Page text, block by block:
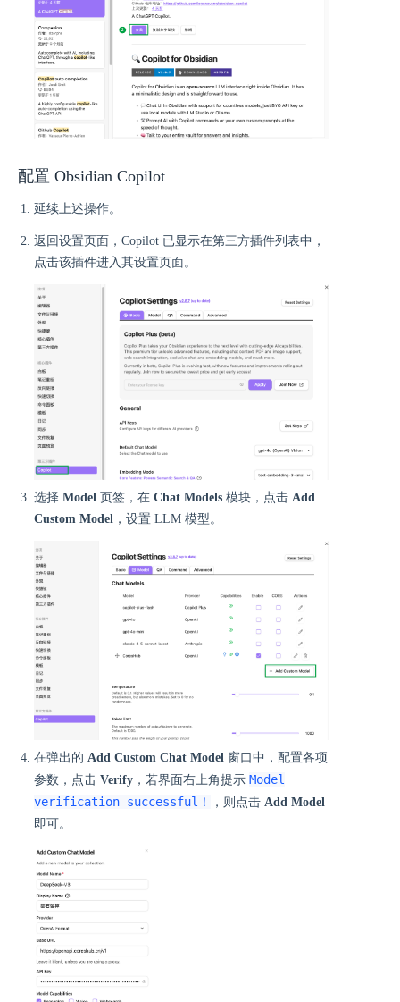
配置 Obsidian Copilot
延续上述操作。
返回设置页面，Copilot 已显示在第三方插件列表中，
点击该插件进入其设置页面。
选择 Model 页签，在 Chat Models 模块，点击 Add
Custom Model ，设置 LLM 模型。
在弹出的 Add Custom Chat Model 窗口中，配置各项
参数，点击 Verify ，若界面右上角提示 Model
verification successful！
，则点击 Add Model
即可。